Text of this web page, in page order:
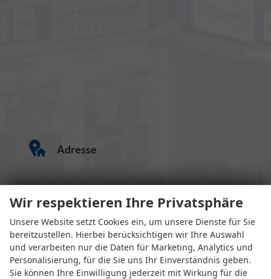
Adresse
Eugen-Rosner-Str. 16
Wir respektieren Ihre Privatsphäre
Unsere Website setzt Cookies ein, um unsere Dienste für Sie
bereitzustellen. Hierbei berücksichtigen wir Ihre Auswahl
und verarbeiten nur die Daten für Marketing, Analytics und
Personalisierung, für die Sie uns Ihr Einverständnis geben.
Sie können Ihre Einwilligung jederzeit mit Wirkung für die